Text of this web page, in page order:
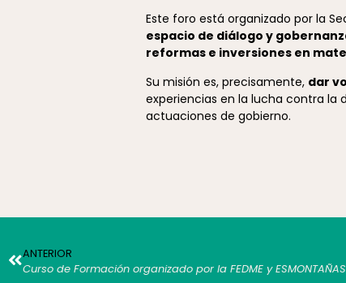
Este foro está organizado por la
espacio de diálogo y
reformas e inversiones en
Su misión es, precisamente, dar
experiencias en la lucha contra la
actuaciones de gobierno.
ANTERIOR
Curso de Formación organizado por la FEDME y